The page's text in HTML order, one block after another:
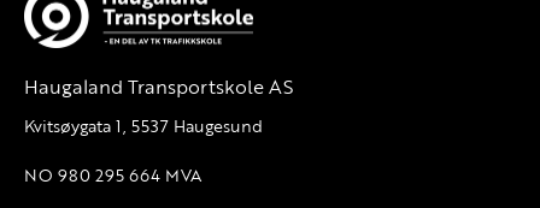
Haugaland Transportskole AS
Kvitsøygata 1, 5537 Haugesund
NO 980 295 664 MVA